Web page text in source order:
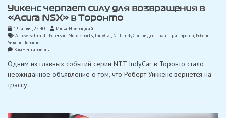
Уикенс черпает силу для возвращения в
«Acura NSX» в Торонто
13 июля, 22:40
Илья Навроцкий
Arrow Schmidt Peterson Motorsports, IndyCar, NTT IndyCar, видео, Гран-при Торонто, Роберт
Уикенс,Торонто
Комментироватьon
черпает
силу
для
в
Одним из главных событий серии NTT IndyCar в Торонто стало
неожиданное объявление о том, что Роберт Уиккенс вернется на
трассу.